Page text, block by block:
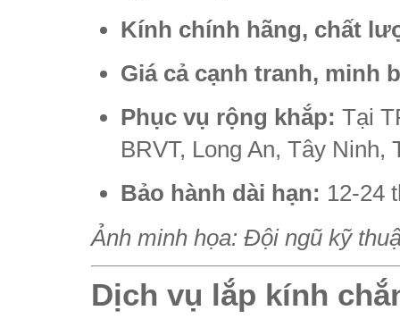
Kính chính hãng, chất
Giá cả cạnh tranh, minh
Phục vụ rộng khắp: Tại
BRVT, Long An, Tây
Bảo hành dài hạn: 12-24
Ảnh minh họa: Đội ngũ kỹ
Dịch vụ lắp kính